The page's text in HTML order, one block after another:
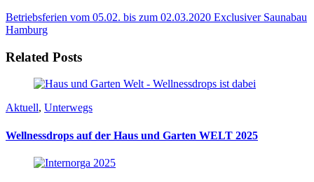
Betriebsferien vom 05.02. bis zum 02.03.2020 Exclusiver Saunabau
Hamburg
Related Posts
Aktuell, Unterwegs
Wellnessdrops auf der Haus und Garten WELT 2025